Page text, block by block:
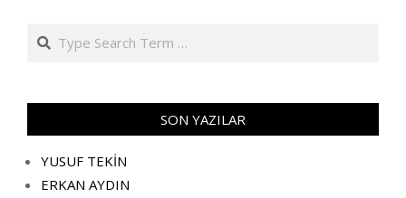
Search
SON YAZILAR
YUSUF TEKİN
ERKAN AYDIN